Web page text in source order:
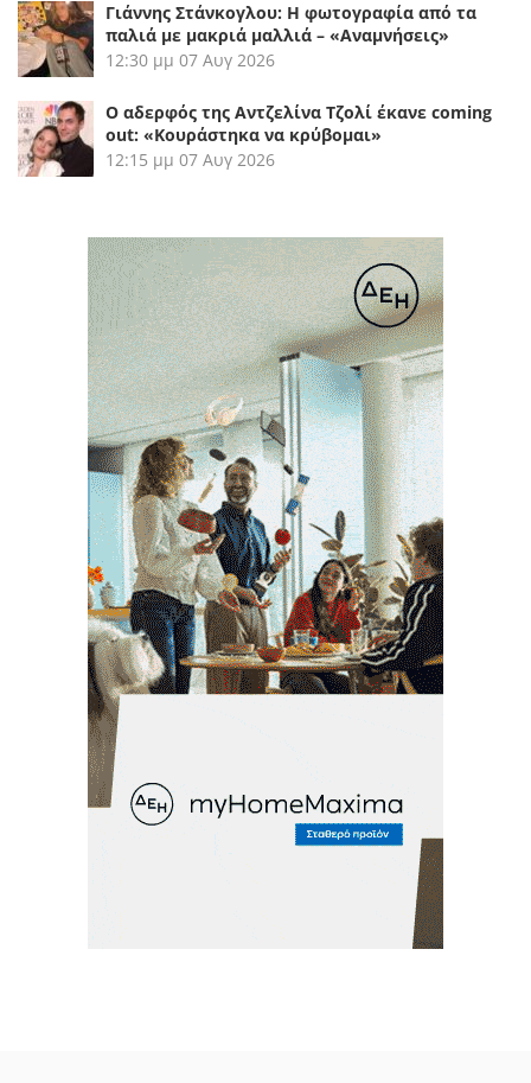
Γιάννης Στάνκογλου: Η φωτογραφία από τα
παλιά με μακριά μαλλιά – «Αναμνήσεις»
12:30 μμ 07 Αυγ 2026
Ο αδερφός της Αντζελίνα Τζολί έκανε coming
out: «Κουράστηκα να κρύβομαι»
12:15 μμ 07 Αυγ 2026